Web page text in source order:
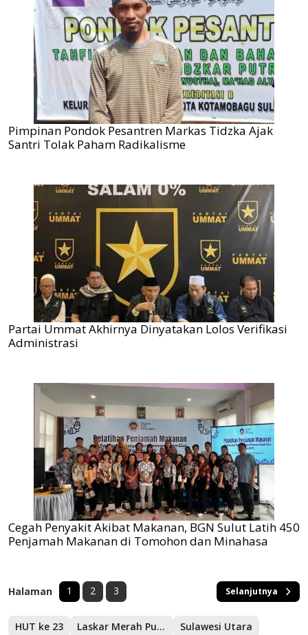
Pimpinan Pondok Pesantren Markas Tidzka Ajak
Santri Tolak Paham Radikalisme
Partai Ummat Akhirnya Dinyatakan Lolos Verifikasi
Administrasi
Cegah Penyakit Akibat Makanan, BGN Sulut Latih 450
Penjamah Makanan di Tomohon dan Minahasa
Halaman 1 2 3 Selanjutnya
HUT ke 23 Laskar Merah Putih Sulawesi Utara